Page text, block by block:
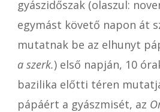
gyászidőszak (olaszul:
egymást követő napon át
mutatnak be az elhunyt
a szerk.) első napján, 10
bazilika előtti téren
pápáért a gyászmisét, az